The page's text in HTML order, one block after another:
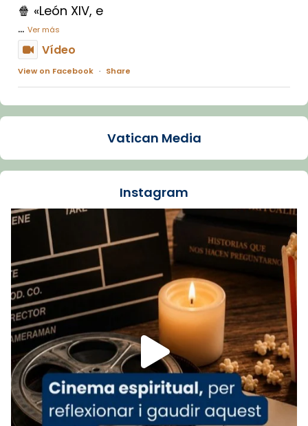
🍿 «León XIV, e
... Ver más
Vídeo
View on Facebook · Share
Arquebisbat de Barcelona
La Carmina va patir depressió. Fa gairebé
dos mesos, a l'Estadi Lluís Companys, la
Recupera l'entrevista comp
Vatican
tican News 👇
www.vaticannews.va/es/iglesia/news/2026-
07/carmina-historia-depresion-papa-viaje-
espana-testimoni...
Foto
View on Facebook · Share
Arquebisbat de Barcelona
1 week ago
«Avui les santes Juliana i Semproniana ens
Vatican Media
Instagram